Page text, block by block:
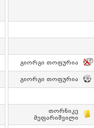
Გიორგი Თოფურია
Გიორგი Თოფურია
Თორნიკე
Მეფარიშვილი